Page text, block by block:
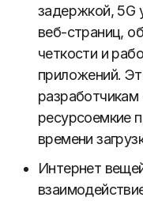
задержкой, 5G
веб-страниц,
четкости и
приложений.
ресурсоемкие
времени
Интернет